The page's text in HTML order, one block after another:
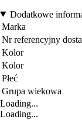
Dodatkowe
Marka
Nr referencyjny
Kolor
Kolor
Płeć
Grupa wiekowa
Loading...
Loading...